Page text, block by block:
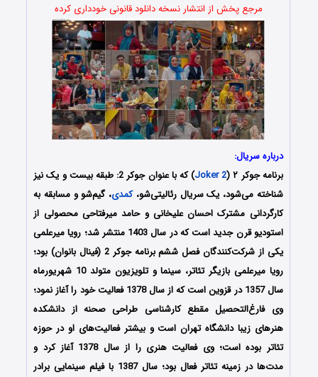
مرجع پخش از انتشار نسخه دانلود قانونی خودداری کرده
درباره سریال:
برنامه جوکر ۲ (
Joker 2
) که با عنوان جوکر 2: طبقه بیست و یک نیز
شناخته می‌شود، یک سریال رئالیتی‌شو،کمدی، گیم‌شو و مسابقه به
کارگردانی مشترک احسان علیخانی و حامد میرفتاحی محصولی از
استودیو قرن جدید است که در سال 1403 منتشر شد؛ رویا میرعلمی
یکی از شرکت‌کنندگان فصل ششم برنامه جوکر 2 (فینال بانوان) بود؛
رویا میرعلمی بازیگر تئاتر، سینما و تلویزیون متولد 10 شهریورماه
سال 1357 در قزوین است که از سال 1378 فعالیت خود را آغاز نمود؛
وی فارغ‌‌التحصیل مقطع کارشناسی طراحی صحنه از دانشکده
هنرهای زیبا دانشگاه تهران است و بیشتر فعالیت‌‌های او در حوزه
تئاتر بوده است؛ وی فعالیت هنری را از سال 1378 آغاز کرد و
مدت‌ها در زمینه تئاتر فعال بود؛ سال 1387 با فیلم سینمایی برادر